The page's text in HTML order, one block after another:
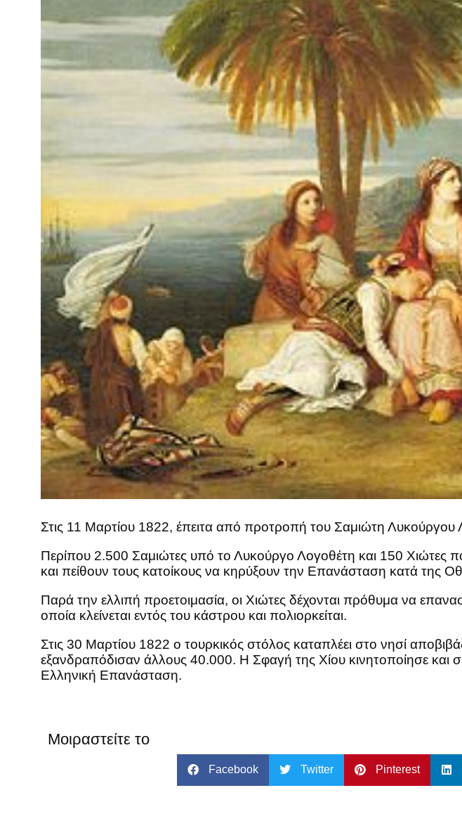
Στις 11 Μαρτίου 1822, έπειτα από προτροπή του Σαμιώτη
Περίπου 2.500 Σαμιώτες υπό το Λυκούργο Λογοθέτη και 150 Χιώτες
και πείθουν τους κατοίκους να κηρύξουν την Επανάσταση κατά της
Παρά την ελλιπή προετοιμασία, οι Χιώτες δέχονται πρόθυμα να
οποία κλείνεται εντός του κάστρου και πολιορκείται.
Στις 30 Μαρτίου 1822 ο τουρκικός στόλος καταπλέει στο νησί
εξανδραπόδισαν άλλους 40.000. Η Σφαγή της Χίου κινητοποίησε και
Ελληνική Επανάσταση.
Μοιραστείτε το
Facebook Twitter Pinterest